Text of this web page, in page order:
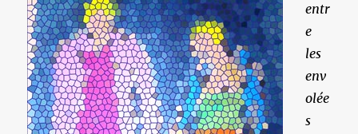
entr
e
les
env
olée
s